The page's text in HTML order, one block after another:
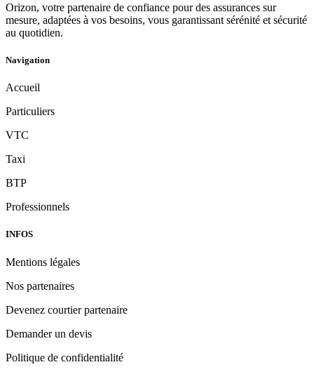
Orizon, votre partenaire de confiance pour des assurances sur
mesure, adaptées à vos besoins, vous garantissant sérénité et sécurité
au quotidien.
Navigation
Accueil
Particuliers
VTC
Taxi
BTP
Professionnels
INFOS
Mentions légales
Nos partenaires
Devenez courtier partenaire
Demander un devis
Politique de confidentialité